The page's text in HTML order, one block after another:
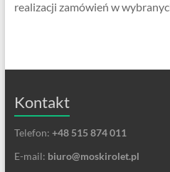
realizacji zamówień w
Kontakt
Telefon: +48 515 874 011
E-mail: biuro@moskirolet.pl